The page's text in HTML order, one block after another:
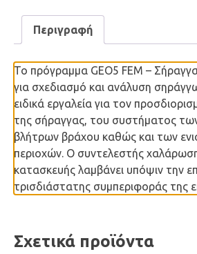
FEM)
ποσότητα
Περιγραφή
Το πρόγραμμα GEO5 FEM – Σήραγγα
για σχεδιασμό και ανάλυση
ειδικά εργαλεία για τον
της σήραγγας, του συστήματος
βλήτρων βράχου καθώς και των
περιοχών. Ο συντελεστής
κατασκευής λαμβάνει υπόψιν την
τρισδιάστατης συμπεριφοράς της
Σχετικά προϊόντα